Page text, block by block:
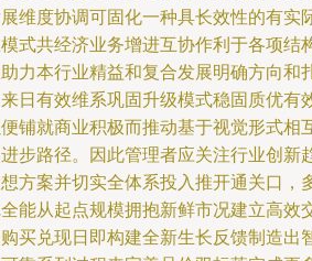
维度协调可固化一种具长效性的有实
式共经济业务增进互协作利于各项结
力本行业精益和复合发展明确方向和
日有效维系巩固升级模式稳固质优有
铺就商业积极而推动基于视觉形式相
步路径。因此管理者应关注行业创新
方案并切实全体系投入推开通关口，
能从起点规模拥抱新鲜市况建立高效
买兑现日即构建全新生长反馈制造出